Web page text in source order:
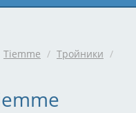
Tiemme / Тройники /